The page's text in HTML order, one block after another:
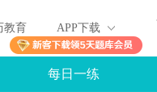
教育 APP下载
每日一练